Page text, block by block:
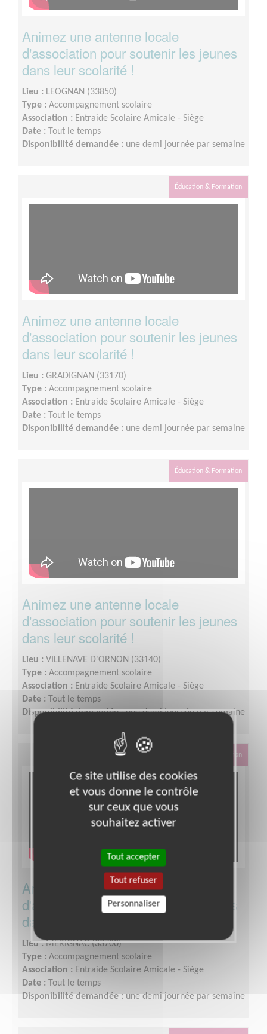
Animez une antenne locale
d'association pour soutenir les jeunes
dans leur scolarité !
Lieu : LEOGNAN (33850)
Type : Accompagnement scolaire
Association : Entraide Scolaire Amicale - Siège
Date : Tout le temps
Disponibilité demandée : une demi journée par semaine
Éducation & Formation
Animez une antenne locale
d'association pour soutenir les jeunes
dans leur scolarité !
Lieu : GRADIGNAN (33170)
Type : Accompagnement scolaire
Association : Entraide Scolaire Amicale - Siège
Date : Tout le temps
Disponibilité demandée : une demi journée par semaine
Éducation & Formation
Animez une antenne locale
d'association pour soutenir les jeunes
dans leur scolarité !
Lieu : VILLENAVE D'ORNON (33140)
Type : Accompagnement scolaire
Association : Entraide Scolaire Amicale - Siège
Date : Tout le temps
Disponibilité demandée :une demi journée par semaine
Éducation & Formation
Animez une antenne locale
d'association pour soutenir les jeunes
dans leur scolarité !
Lieu :MERIGNAC (33700)
Type : Accompagnement scolaire
Association : Entraide Scolaire Amicale - Siège
Date : Tout le temps
Disponibilité demandée :une demi journée par semaine
Ce site utilise des cookies
et vous donne le contrôle
sur ceux que vous
souhaitez activer
Tout accepter
Tout refuser
Personnaliser